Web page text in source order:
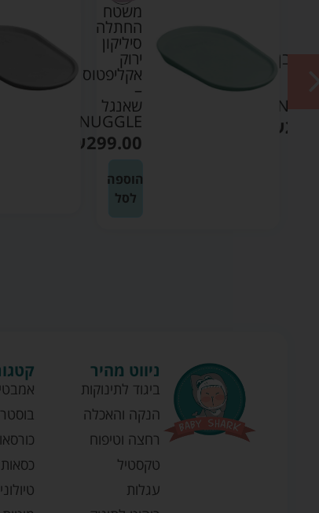
אבן
₪
משטח
החתלה
סיליקון
ירוק
אקליפטוס
–
שאנגל
SHNUGGLE
₪299.00
הוספה
לסל
ניווט מהיר
ביגוד לתינוקות
הנקה והאכלה
רחצה וטיפוח
טקסטיל
עגלות